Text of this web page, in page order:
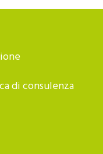
di consulenza